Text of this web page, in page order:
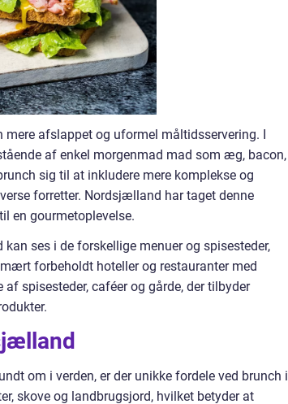
afslappet og uformel måltidsservering. I
af enkel morgenmad mad som æg, bacon,
sig til at inkludere mere komplekse og
forretter. Nordsjælland har taget denne
en gourmetoplevelse.
ses i de forskellige menuer og spisesteder,
forbeholdt hoteller og restauranter med
spisesteder, caféer og gårde, der tilbyder
om i verden, er der unikke fordele ved brunch i
skove og landbrugsjord, hvilket betyder at